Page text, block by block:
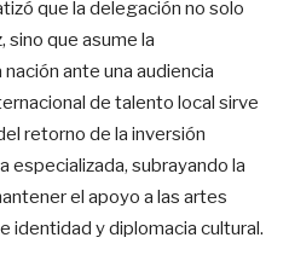
que la delegación no solo
que asume la
ante una audiencia
de talento local sirve
retorno de la inversión
especializada, subrayando la
el apoyo a las artes
identidad y diplomacia cultural.